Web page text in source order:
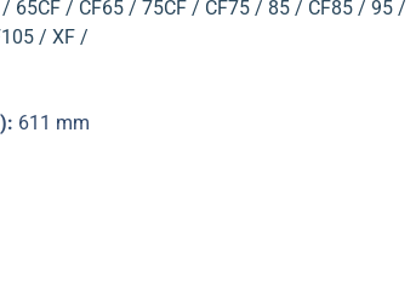
65CF / CF65 / 75CF / CF75 / 85 / CF85 / 95 /
/ XF /
611 mm